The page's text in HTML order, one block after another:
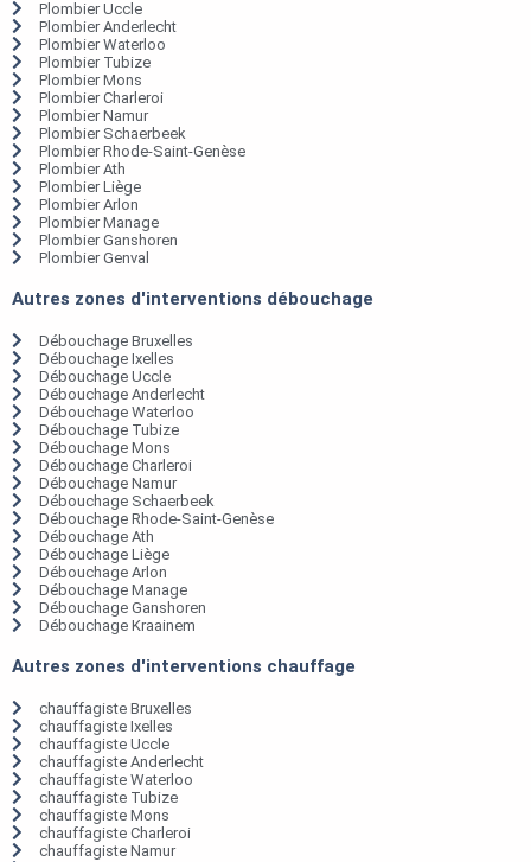
Plombier Uccle
Plombier Anderlecht
Plombier Waterloo
Plombier Tubize
Plombier Mons
Plombier Charleroi
Plombier Namur
Plombier Schaerbeek
Plombier Rhode-Saint-Genèse
Plombier Ath
Plombier Liège
Plombier Arlon
Plombier Manage
Plombier Ganshoren
Plombier Genval
Autres zones d'interventions débouchage
Débouchage Bruxelles
Débouchage Ixelles
Débouchage Uccle
Débouchage Anderlecht
Débouchage Waterloo
Débouchage Tubize
Débouchage Mons
Débouchage Charleroi
Débouchage Namur
Débouchage Schaerbeek
Débouchage Rhode-Saint-Genèse
Débouchage Ath
Débouchage Liège
Débouchage Arlon
Débouchage Manage
Débouchage Ganshoren
Débouchage Kraainem
Autres zones d'interventions chauffage
chauffagiste Bruxelles
chauffagiste Ixelles
chauffagiste Uccle
chauffagiste Anderlecht
chauffagiste Waterloo
chauffagiste Tubize
chauffagiste Mons
chauffagiste Charleroi
chauffagiste Namur